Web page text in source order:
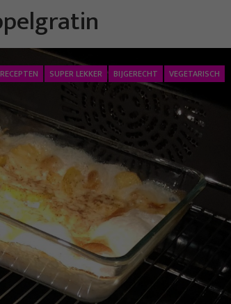
SUPER LEKKER BIJGERECHT
VEGETARISCH